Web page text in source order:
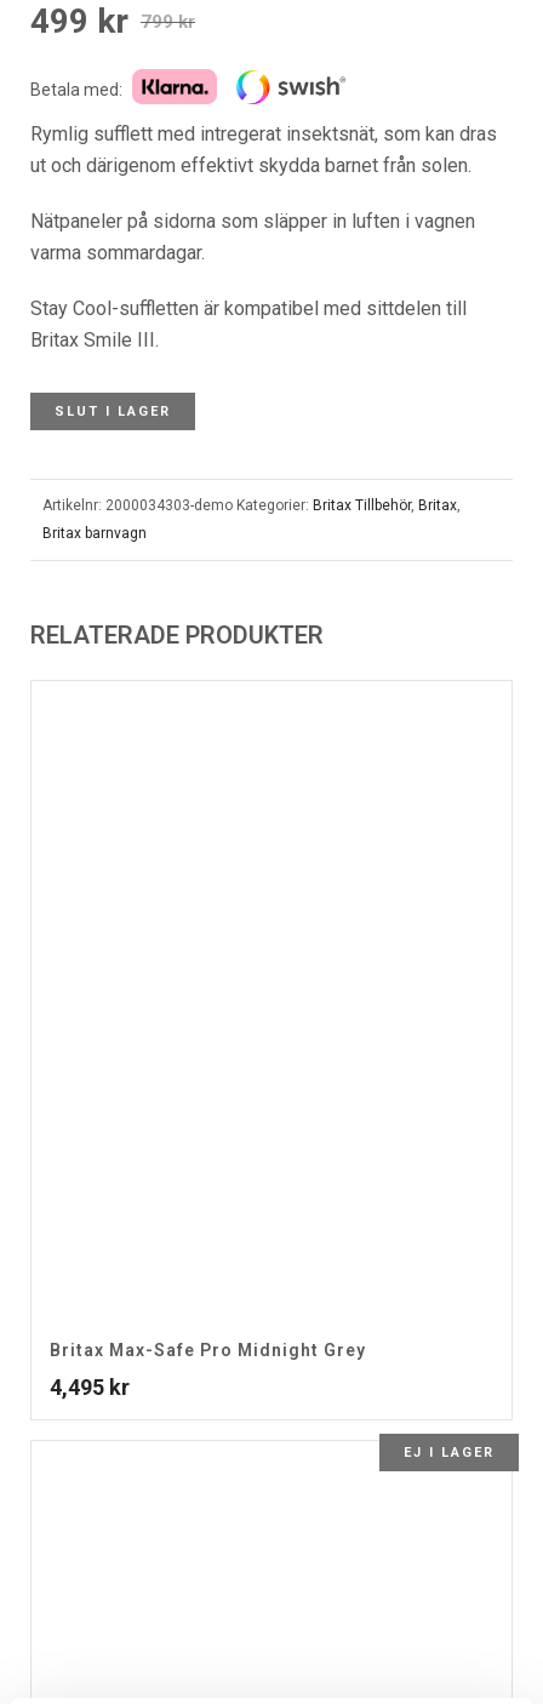
799kr
Det
priset
799 kr.
499 krDet
priset
499 kr.
Betala med:
Rymlig sufflett med intregerat insektsnät, som kan dras
ut och därigenom effektivt skydda barnet från solen.
Nätpaneler på sidorna som släpper in luften i vagnen
varma sommardagar.
Stay Cool-suffletten är kompatibel med sittdelen till
Britax Smile III.
SLUT I LAGER
Artikelnr: 2000034303-demo Kategorier: Britax Tillbehör, Britax,
Britax barnvagn
RELATERADE PRODUKTER
Britax Max-Safe Pro Midnight Grey
4,495 kr
EJ I LAGER